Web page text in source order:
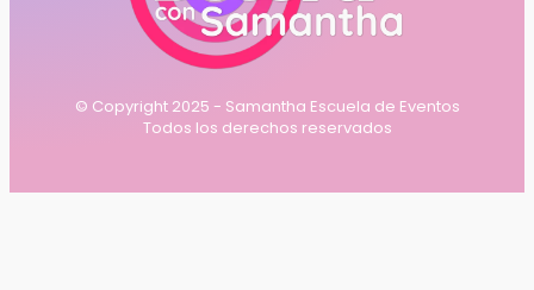
© Copyright 2025 - Samantha Escuela de Eventos
Todos los derechos reservados